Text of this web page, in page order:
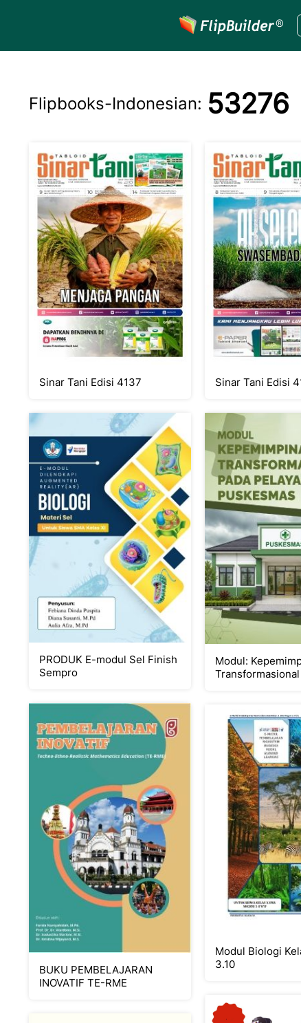
Flipbooks-Indonesian: 53276
Sinar Tani Edisi 4137 Sinar Tani Edisi
PRODUK E-modul Sel Finish
Sempro
Modul:
Transformasional
BUKU PEMBELAJARAN
INOVATIF TE-RME
Modul Biologi Kelas X. KD
3.10